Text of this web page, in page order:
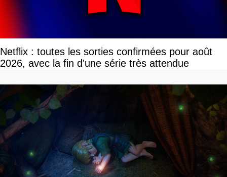
Netflix : toutes les sorties confirmées pour août
2026, avec la fin d'une série très attendue